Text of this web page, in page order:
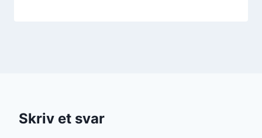
Skriv et svar